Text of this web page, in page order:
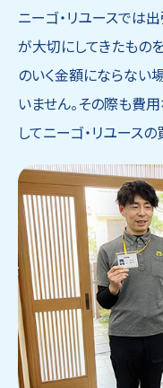
ニーゴ・リユースでは
が大切にしてきたもの
のいく金額にならない
いません。その際も費
してニーゴ・リユース